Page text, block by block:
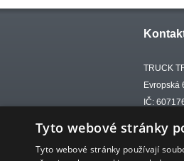
TRUCK
Evropská
IČ:
e-mail:
Tyto webové stránky
Tyto webové stránky používají